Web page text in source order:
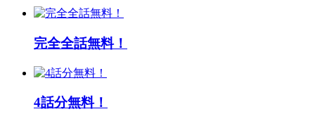
完全全話無料！
4話分無料！